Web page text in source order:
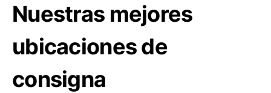
Nuestras mejores
ubicaciones de
consigna